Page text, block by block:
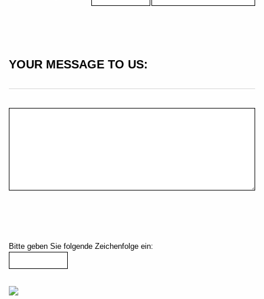
YOUR MESSAGE TO US:
Bitte geben Sie folgende Zeichenfolge ein: